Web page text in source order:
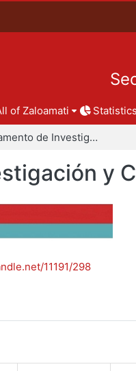
of Zaloamati Statistics
Departamento de Investigación y Conocimiento para el Diseño
y
11191/298